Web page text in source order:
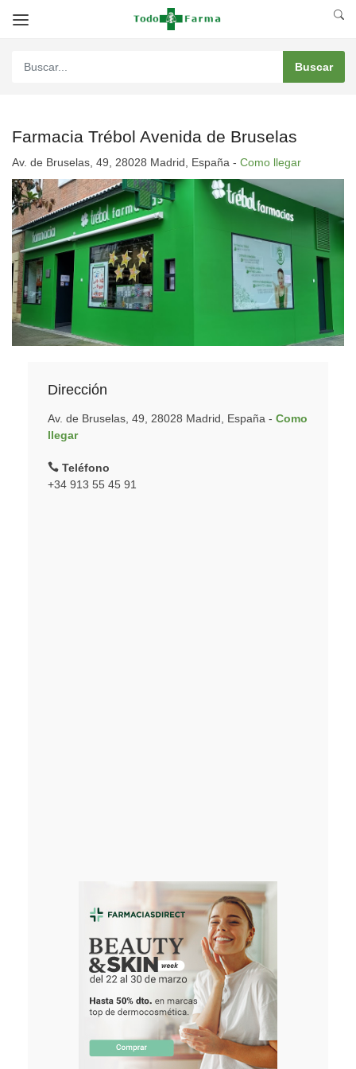
Farmacia Trébol Avenida de Bruselas
Av. de Bruselas, 49, 28028 Madrid, España - Como llegar
Dirección
Av. de Bruselas, 49, 28028 Madrid, España - Como
llegar
Teléfono
+34 913 55 45 91